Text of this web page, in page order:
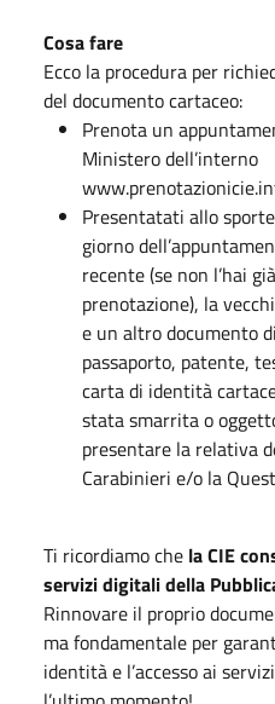
Cosa fare
Ecco la procedura per
del documento cartaceo:
Prenota un
Ministero dell’interno
Presentatati allo
giorno
recente (se non l’hai
prenotazione), la
e un altro documento
passaporto, patente,
carta di identità
stata smarrita o
presentare la relativa
Carabinieri e/o la
Ti ricordiamo che la CIE
servizi digitali della
Rinnovare il proprio
ma fondamentale per
identità e l’accesso ai